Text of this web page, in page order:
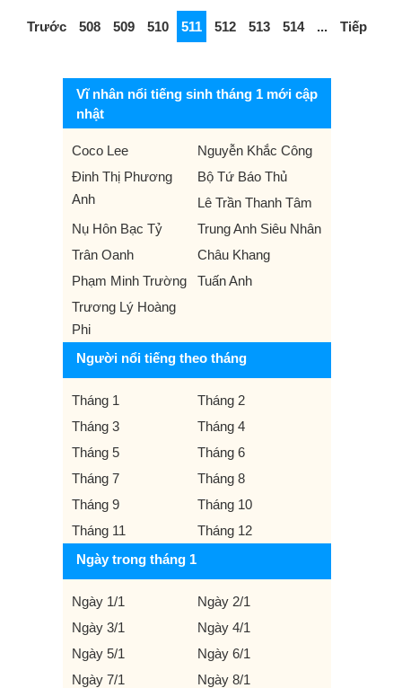
Trước 508 509 510 511 512 513 514 ... Tiếp
Vĩ nhân nổi tiếng sinh tháng 1 mới cập
nhật
Coco Lee
Nguyễn Khắc Công
Đinh Thị Phương
Anh
Bộ Tứ Báo Thủ
Lê Trần Thanh Tâm
Nụ Hôn Bạc Tỷ
Trung Anh Siêu Nhân
Trân Oanh
Châu Khang
Phạm Minh Trường
Tuấn Anh
Trương Lý Hoàng
Phi
Người nổi tiếng theo tháng
Tháng 1
Tháng 2
Tháng 3
Tháng 4
Tháng 5
Tháng 6
Tháng 7
Tháng 8
Tháng 9
Tháng 10
Tháng 11
Tháng 12
Ngày trong tháng 1
Ngày 1/1
Ngày 2/1
Ngày 3/1
Ngày 4/1
Ngày 5/1
Ngày 6/1
Ngày 7/1
Ngày 8/1